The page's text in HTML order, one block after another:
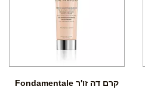
קרם דה זו'ר Fondamentale